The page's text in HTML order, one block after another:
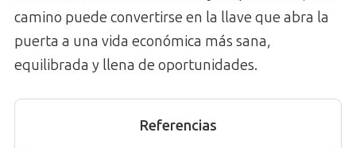
camino puede convertirse en la llave que abra la
puerta a una vida económica más sana,
equilibrada y llena de oportunidades.
Referencias